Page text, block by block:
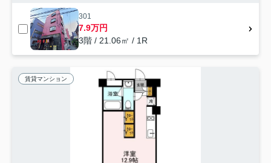
301
7.9万円
3階 / 21.06㎡ / 1R
賃貸マンション